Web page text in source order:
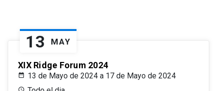
13 MAY
XIX Ridge Forum 2024
13 de Mayo de 2024 a 17 de Mayo de 2024